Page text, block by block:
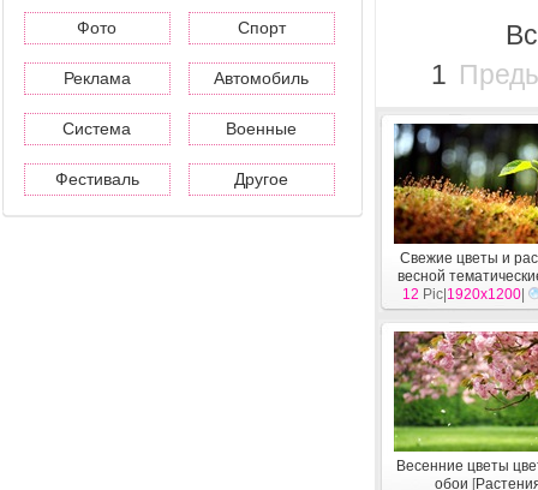
Фото Спорт
Реклама Автомобиль
Система Военные
Фестиваль Другое
1
Свежие цветы и
весной
[Растения
12 Pic| 1920x1200
Весенние цветы
обои [